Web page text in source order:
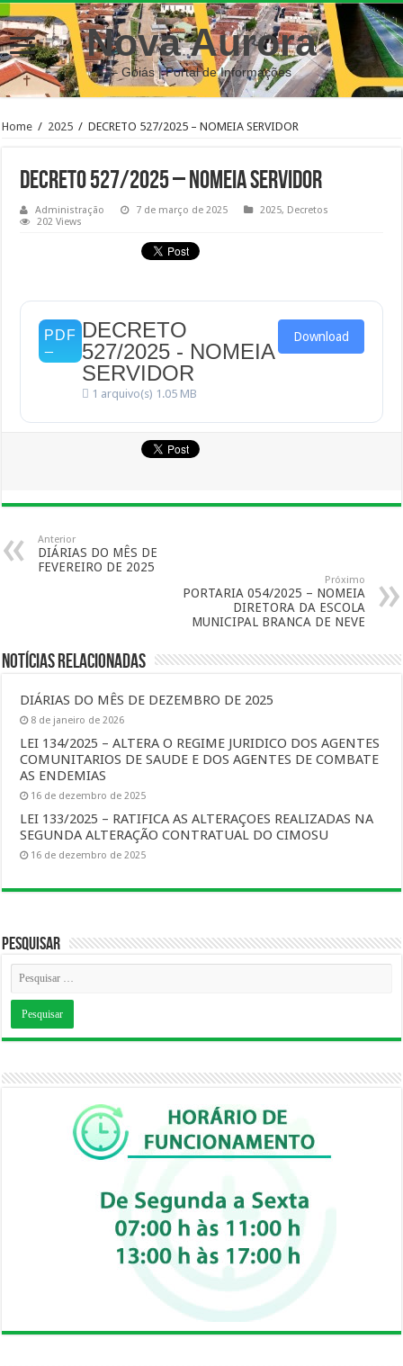
Nova Aurora
– Goiás | Portal de Informações
Home / 2025 / DECRETO 527/2025 – NOMEIA SERVIDOR
DECRETO 527/2025 – NOMEIA SERVIDOR
Administração 7 de março de 2025 2025, Decretos
202 Views
DECRETO
527/2025 - NOMEIA
SERVIDOR
1 arquivo(s) 1.05 MB
Download
Anterior
DIÁRIAS DO MÊS DE
FEVEREIRO DE 2025
Próximo
PORTARIA 054/2025 – NOMEIA
DIRETORA DA ESCOLA
MUNICIPAL BRANCA DE NEVE
Notícias Relacionadas
DIÁRIAS DO MÊS DE DEZEMBRO DE 2025
8 de janeiro de 2026
LEI 134/2025 – ALTERA O REGIME JURIDICO DOS AGENTES
COMUNITARIOS DE SAUDE E DOS AGENTES DE COMBATE
AS ENDEMIAS
16 de dezembro de 2025
LEI 133/2025 – RATIFICA AS ALTERAÇOES REALIZADAS NA
SEGUNDA ALTERAÇÃO CONTRATUAL DO CIMOSU
16 de dezembro de 2025
Pesquisar